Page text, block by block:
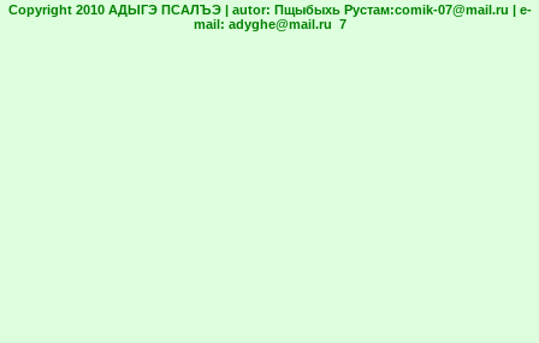
Copyright 2010 АДЫГЭ ПСАЛЪЭ | autor: Пщыбыхь Рустам:comik-07@mail.ru | e-
mail: adyghe@mail.ru 7